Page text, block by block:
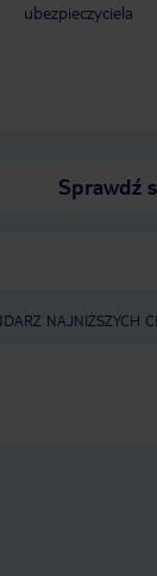
ubezpieczyciela
Sprawdź
NAJNIŻSZYCH